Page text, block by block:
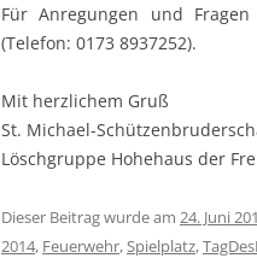
Für Anregungen und
(Telefon: 0173 8937252).
Mit herzlichem Gruß
St. Michael-
Löschgruppe Hohehaus der
Dieser Beitrag wurde am 24. Juni
2014, Feuerwehr,Spielplatz,